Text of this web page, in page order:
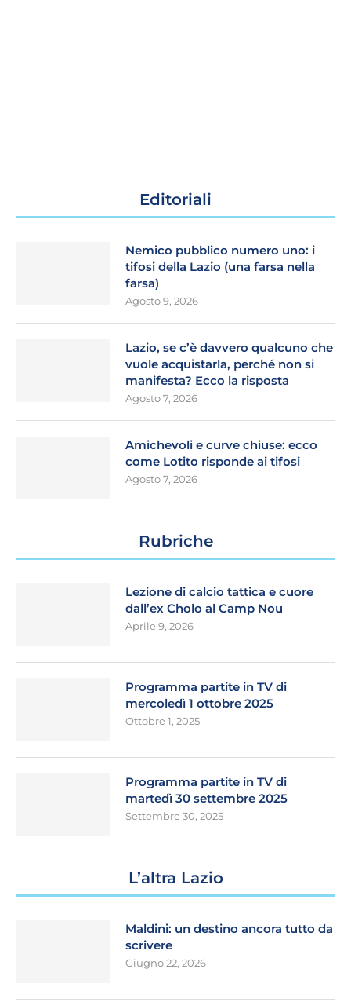
Editoriali
Nemico pubblico numero uno: i
tifosi della Lazio (una farsa nella
farsa)
Agosto 9, 2026
Lazio, se c’è davvero qualcuno che
vuole acquistarla, perché non si
manifesta? Ecco la risposta
Agosto 7, 2026
Amichevoli e curve chiuse: ecco
come Lotito risponde ai tifosi
Agosto 7, 2026
Rubriche
Lezione di calcio tattica e cuore
dall’ex Cholo al Camp Nou
Aprile 9, 2026
Programma partite in TV di
mercoledì 1 ottobre 2025
Ottobre 1, 2025
Programma partite in TV di
martedì 30 settembre 2025
Settembre 30, 2025
L’altra Lazio
Maldini: un destino ancora tutto da
scrivere
Giugno 22, 2026